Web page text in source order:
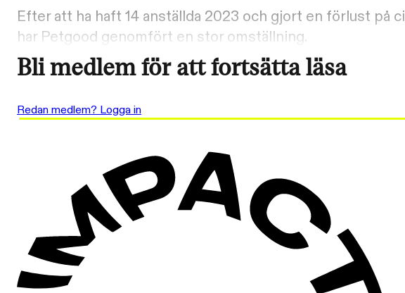
Efter att ha haft 14 anställda 2023 och gjort en förlust på
har Petgood genomfört en stor omställning.
Bli medlem för att fortsätta läsa
Redan medlem? Logga in